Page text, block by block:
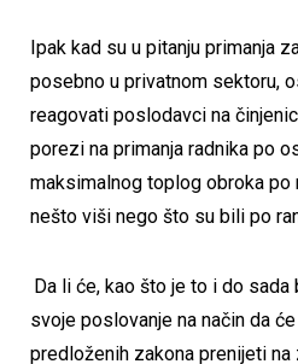
Ipak kad su u pitanju primanja
posebno u privatnom sektoru,
reagovati poslodavci na
porezi na primanja radnika po
maksimalnog toplog obroka
nešto viši nego što su bili po
Da li će, kao što je to i do
svoje poslovanje na način da
predloženih zakona prenijeti